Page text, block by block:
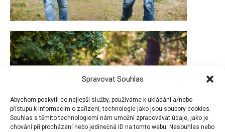
Spravovat Souhlas
Abychom poskytli co nejlepší služby, používáme k ukládání a/nebo
přístupu k informacím o zařízení, technologie jako jsou soubory cookies.
Souhlas s těmito technologiemi nám umožní zpracovávat údaje, jako je
chování při procházení nebo jedinečná ID na tomto webu. Nesouhlas nebo